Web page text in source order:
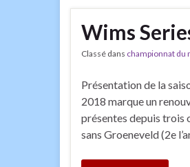
Wims
Classé dans championnat du
Présentation de la
2018 marque un
présentes depuis trois
sans Groeneveld (2e